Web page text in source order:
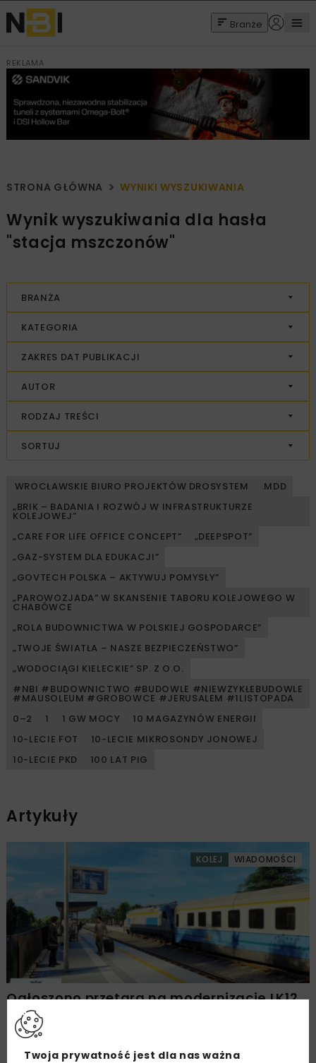
Branże
REKLAMA
STRONA GŁÓWNA WYNIKI WYSZUKIWANIA
Wynik wyszukiwania dla hasła
"stacja mszczonów"
BRANŻA
KATEGORIA
ZAKRES DAT PUBLIKACJI
AUTOR
RODZAJ TREŚCI
SORTUJ
WROCŁAWSKIE BIURO PROJEKTÓW DROSYSTEM
.MDD
„BRIK – BADANIA I ROZWÓJ W INFRASTRUKTURZE
KOLEJOWEJ”
„CARE FOR LIFE OFFICE CONCEPT”
„DEEPSPOT”
„GAZ-SYSTEM DLA EDUKACJI”
„GOVTECH POLSKA – AKTYWUJ POMYSŁY”
„PAROWOZJADA” W SKANSENIE TABORU KOLEJOWEGO W
CHABÓWCE
„ROLA BUDOWNICTWA W POLSKIEJ GOSPODARCE”
„TWOJE ŚWIATŁA – NASZE BEZPIECZEŃSTWO”
„WODOCIĄGI KIELECKIE” SP. Z O.O.
#NBI #BUDOWNICTWO #BUDOWLE #NIEWZYKŁEBUDOWLE
#MAUSOLEUM #GROBOWCE #JERUSALEM #1LISTOPADA
0–2
1 1 GW MOCY
10 MAGAZYNÓW ENERGII
10-LECIE FOT
10-LECIE MIKROSONDY JONOWEJ
10-LECIE PKD
100 LAT PIG
Artykuły
KOLEJ WIADOMOŚCI
Ogłoszono przetarg na modernizację LK12
Skierniewice – Czachówek
Twoja prywatność jest dla nas ważna